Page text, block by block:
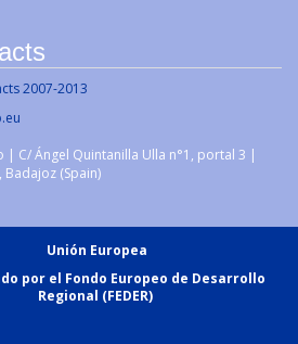
2007-2013
| C/ Ángel Quintanilla Ulla n°1, portal 3 |
Badajoz (Spain)
Unión Europea
por el Fondo Europeo de Desarrollo
Regional (FEDER)